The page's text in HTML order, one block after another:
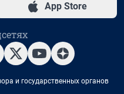
App Store
и государственных органов